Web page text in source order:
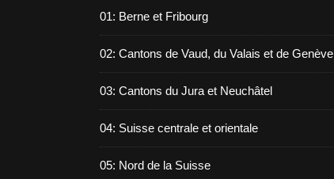
01: Berne et Fribourg
02: Cantons de Vaud, du Valais et de Genève
03: Cantons du Jura et Neuchâtel
04: Suisse centrale et orientale
05: Nord de la Suisse